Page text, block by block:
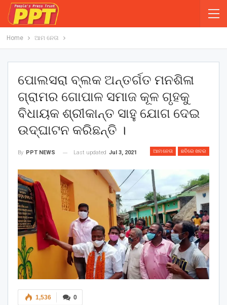
Home ଆମ ନେତା
ପୋଲସରା ବ୍ଲକ ଅନ୍ତର୍ଗତ ମନଶିଳା
ଗ୍ରାମର ଗୋପାଳ ସମାଜ କୂଳ ଗୃହକୁ
ବିଧାୟକ ଶ୍ରୀକାନ୍ତ ସାହୁ ଯୋଗ ଦେଇ
ଉଦ୍‌ଘାଟନ କରିଛନ୍ତି ।
ଆମ ନେତା ଛବିରେ ଖବର
By PPT NEWS Last updated Jul 3, 2021
0
1,536